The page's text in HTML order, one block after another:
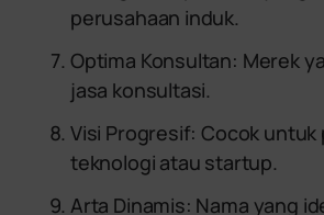
perusahaan induk.
Optima Konsultan: Merek
jasa konsultasi.
Visi Progresif: Cocok untuk
teknologi atau startup.
Arta Dinamis: Nama yang